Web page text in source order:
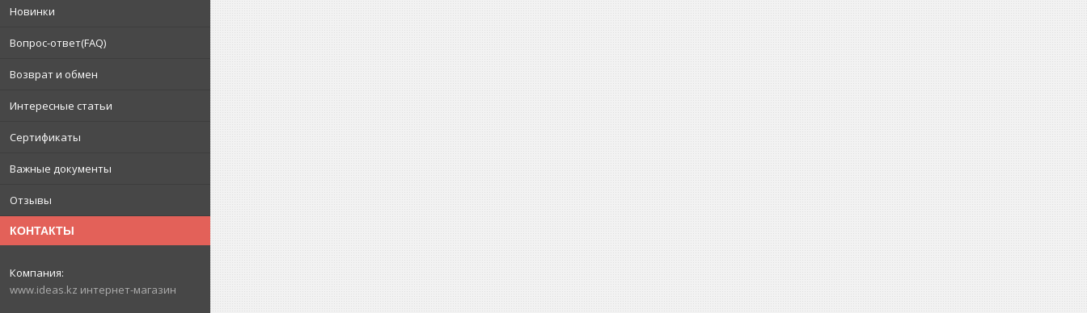
Новинки
Вопрос-ответ(FAQ)
Возврат и обмен
Интересные статьи
Сертификаты
Важные документы
Отзывы
КОНТАКТЫ
www.ideas.kz интернет-магазин